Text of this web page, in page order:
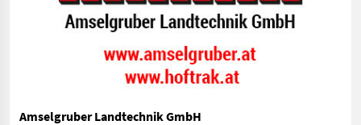
Amselgruber Landtechnik GmbH